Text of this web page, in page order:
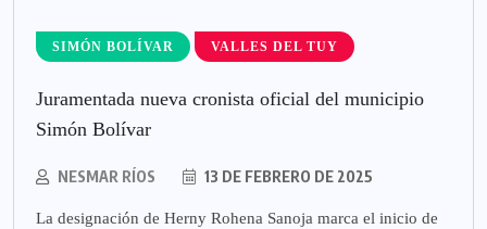
SIMÓN BOLÍVAR VALLES DEL TUY
Juramentada nueva cronista oficial del municipio
Simón Bolívar
NESMAR RÍOS 13 DE FEBRERO DE 2025
La designación de Herny Rohena Sanoja marca el inicio de